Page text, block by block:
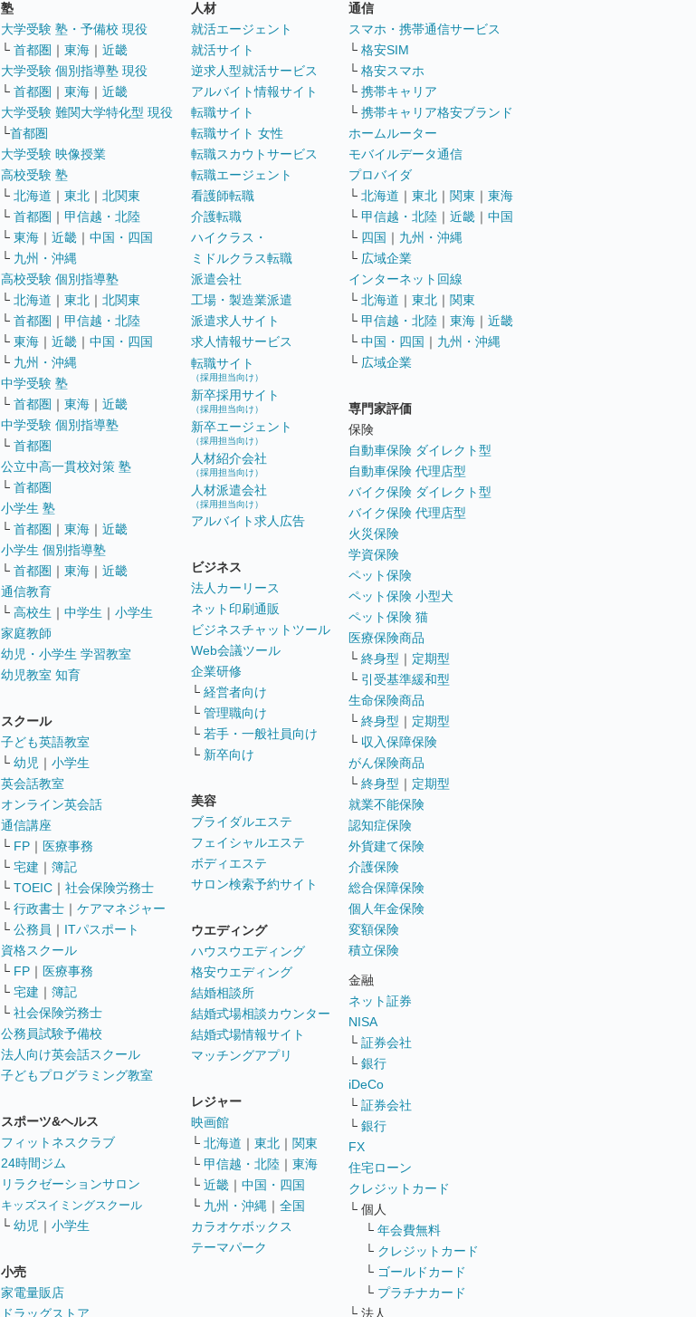
塾
大学受験 塾・予備校 現役
└ 首都圏 ｜ 東海 ｜ 近畿
大学受験 個別指導塾 現役
└ 首都圏 ｜ 東海 ｜ 近畿
大学受験 難関大学特化型 現役
└首都圏
大学受験 映像授業
高校受験 塾
└ 北海道 ｜ 東北 ｜ 北関東
└ 首都圏 ｜ 甲信越・北陸
└ 東海 ｜ 近畿 ｜ 中国・四国
└ 九州・沖縄
高校受験 個別指導塾
└ 北海道 ｜ 東北 ｜ 北関東
└ 首都圏 ｜ 甲信越・北陸
└ 東海 ｜ 近畿 ｜ 中国・四国
└ 九州・沖縄
中学受験 塾
└ 首都圏 ｜ 東海 ｜ 近畿
中学受験 個別指導塾
└ 首都圏
公立中高一貫校対策 塾
└ 首都圏
小学生 塾
└ 首都圏 ｜ 東海 ｜ 近畿
小学生 個別指導塾
└ 首都圏 ｜ 東海 ｜ 近畿
通信教育
└ 高校生 ｜ 中学生 ｜ 小学生
家庭教師
幼児・小学生 学習教室
幼児教室 知育
スクール
子ども英語教室
└ 幼児 ｜ 小学生
英会話教室
オンライン英会話
通信講座
└ FP ｜ 医療事務
└ 宅建 ｜ 簿記
└ TOEIC ｜ 社会保険労務士
└ 行政書士 ｜ ケアマネジャー
└ 公務員 ｜ ITパスポート
資格スクール
└ FP ｜ 医療事務
└ 宅建 ｜ 簿記
└ 社会保険労務士
公務員試験予備校
法人向け英会話スクール
子どもプログラミング教室
スポーツ&ヘルス
フィットネスクラブ
24時間ジム
リラクゼーションサロン
キッズスイミングスクール
└ 幼児 ｜ 小学生
小売
家電量販店
ドラッグストア
人材
就活エージェント
就活サイト
逆求人型就活サービス
アルバイト情報サイト
転職サイト
転職サイト 女性
転職スカウトサービス
転職エージェント
看護師転職
介護転職
ハイクラス・
ミドルクラス転職
派遣会社
工場・製造業派遣
派遣求人サイト
求人情報サービス
転職サイト
（採用担当向け）
新卒採用サイト
（採用担当向け）
新卒エージェント
（採用担当向け）
人材紹介会社
（採用担当向け）
人材派遣会社
（採用担当向け）
アルバイト求人広告
ビジネス
法人カーリース
ネット印刷通販
ビジネスチャットツール
Web会議ツール
企業研修
└ 経営者向け
└ 管理職向け
└ 若手・一般社員向け
└ 新卒向け
美容
ブライダルエステ
フェイシャルエステ
ボディエステ
サロン検索予約サイト
ウエディング
ハウスウエディング
格安ウエディング
結婚相談所
結婚式場相談カウンター
結婚式場情報サイト
マッチングアプリ
レジャー
映画館
└ 北海道 ｜ 東北 ｜ 関東
└ 甲信越・北陸 ｜ 東海
└ 近畿 ｜ 中国・四国
└ 九州・沖縄 ｜ 全国
カラオケボックス
テーマパーク
通信
スマホ・携帯通信サービス
└ 格安SIM
└ 格安スマホ
└ 携帯キャリア
└ 携帯キャリア格安ブランド
ホームルーター
モバイルデータ通信
プロバイダ
└ 北海道 ｜ 東北 ｜ 関東 ｜ 東海
└ 甲信越・北陸 ｜ 近畿 ｜ 中国
└ 四国 ｜ 九州・沖縄
└ 広域企業
インターネット回線
└ 北海道 ｜ 東北 ｜ 関東
└ 甲信越・北陸 ｜ 東海 ｜ 近畿
└ 中国・四国 ｜ 九州・沖縄
└ 広域企業
専門家評価
保険
自動車保険 ダイレクト型
自動車保険 代理店型
バイク保険 ダイレクト型
バイク保険 代理店型
火災保険
学資保険
ペット保険
ペット保険 小型犬
ペット保険 猫
医療保険商品
└ 終身型 ｜ 定期型
└ 引受基準緩和型
生命保険商品
└ 終身型 ｜ 定期型
└ 収入保障保険
がん保険商品
└ 終身型 ｜ 定期型
就業不能保険
認知症保険
外貨建て保険
介護保険
総合保障保険
個人年金保険
変額保険
積立保険
金融
ネット証券
NISA
└ 証券会社
└ 銀行
iDeCo
└ 証券会社
└ 銀行
FX
住宅ローン
クレジットカード
└ 個人
└ 年会費無料
└ クレジットカード
└ ゴールドカード
└ プラチナカード
└ 法人